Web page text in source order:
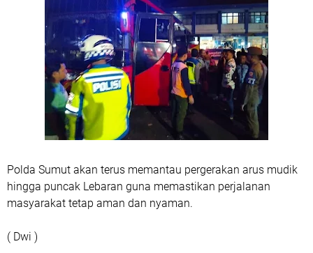
Polda Sumut akan terus memantau pergerakan arus mudik
hingga puncak Lebaran guna memastikan perjalanan
masyarakat tetap aman dan nyaman.
( Dwi )